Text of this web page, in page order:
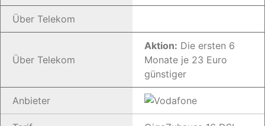
Über Telekom
Über Telekom
Aktion: Die ersten 6
Monate je 23 Euro
günstiger
Anbieter